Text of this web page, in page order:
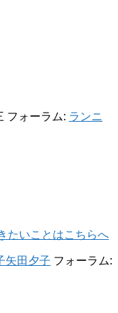
フォーラム: ランニ
たいことはこちらへ
矢田夕子 フォーラム: